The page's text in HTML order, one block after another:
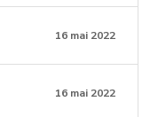
16 mai 2022
16 mai 2022